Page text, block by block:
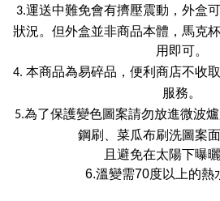
3.運送中難免會有擠壓震動，外盒
狀況。但外盒並非商品本體，馬克
用即可。
4. 本商品為易碎品，便利商店不收
服務。
5.為了保護變色圖案請勿放進微波
鋼刷、菜瓜布刷洗圖案
且避免在太陽下曝
6.溫變需70度以上的熱